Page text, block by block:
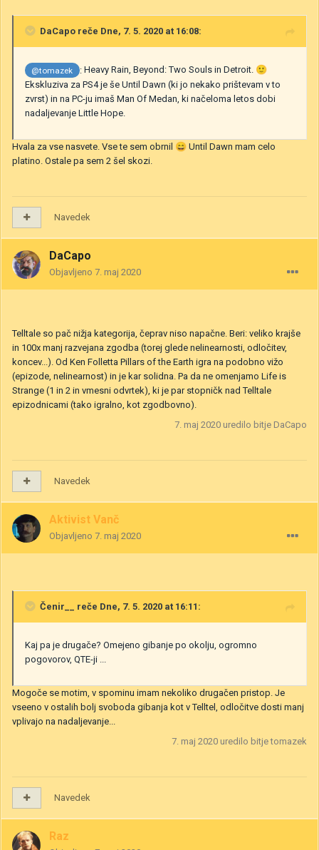
DaCapo reče Dne, 7. 5. 2020 at 16:08:
@tomazek : Heavy Rain, Beyond: Two Souls in Detroit. 🙂
Ekskluziva za PS4 je še Until Dawn (ki jo nekako prištevam v to
zvrst) in na PC-ju imaš Man Of Medan, ki načeloma letos dobi
nadaljevanje Little Hope.
Hvala za vse nasvete. Vse te sem obrnil 😄 Until Dawn mam celo
platino. Ostale pa sem 2 šel skozi.
Navedek
DaCapo
Objavljeno 7. maj 2020
Telltale so pač nižja kategorija, čeprav niso napačne. Beri: veliko krajše
in 100x manj razvejana zgodba (torej glede nelinearnosti, odločitev,
koncev...). Od Ken Folletta Pillars of the Earth igra na podobno vižo
(epizode, nelinearnost) in je kar solidna. Pa da ne omenjamo Life is
Strange (1 in 2 in vmesni odvrtek), ki je par stopničk nad Telltale
epizodnicami (tako igralno, kot zgodbovno).
7. maj 2020 uredilo bitje DaCapo
Navedek
Aktivist Vanč
Objavljeno 7. maj 2020
Čenir__ reče Dne, 7. 5. 2020 at 16:11:
Kaj pa je drugače? Omejeno gibanje po okolju, ogromno
pogovorov, QTE-ji ...
Mogoče se motim, v spominu imam nekoliko drugačen pristop. Je
vseeno v ostalih bolj svoboda gibanja kot v Telltel, odločitve dosti manj
vplivajo na nadaljevanje...
7. maj 2020 uredilo bitje tomazek
Navedek
Raz